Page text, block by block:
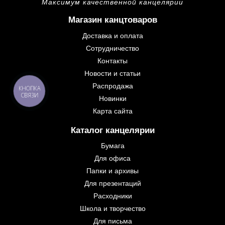
Магазин канцтоваров
Доставка и оплата
Сотрудничество
Контакты
Новости и статьи
Распродажа
Новинки
Карта сайта
Каталог канцелярии
Бумага
Для офиса
Папки и архивы
Для презентаций
Расходники
Школа и творчество
Для письма
КНОПКА
СВЯЗИ